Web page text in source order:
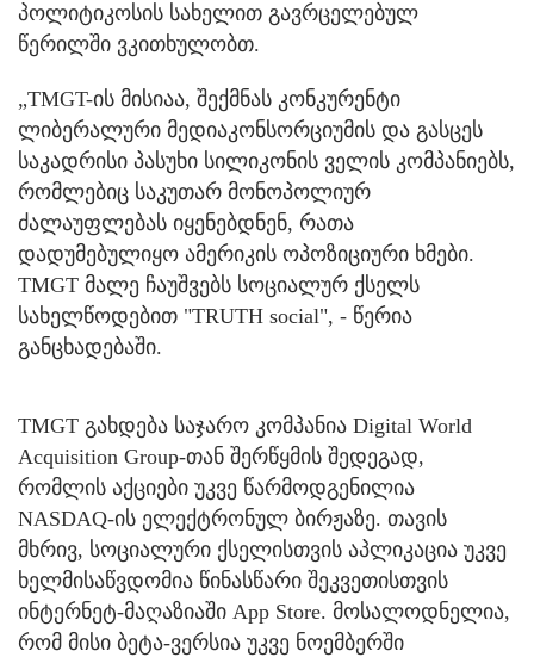
პოლიტიკოსის სახელით გავრცელებულ
წერილში ვკითხულობთ.
„TMGT-ის მისიაა, შექმნას კონკურენტი
ლიბერალური მედიაკონსორციუმის და გასცეს
საკადრისი პასუხი სილიკონის ველის კომპანიებს,
რომლებიც საკუთარ მონოპოლიურ
ძალაუფლებას იყენებდნენ, რათა
დადუმებულიყო ამერიკის ოპოზიციური ხმები.
TMGT მალე ჩაუშვებს სოციალურ ქსელს
სახელწოდებით "TRUTH social", - წერია
განცხადებაში.
TMGT გახდება საჯარო კომპანია Digital World
Acquisition Group-თან შერწყმის შედეგად,
რომლის აქციები უკვე წარმოდგენილია
NASDAQ-ის ელექტრონულ ბირჟაზე. თავის
მხრივ, სოციალური ქსელისთვის აპლიკაცია უკვე
ხელმისაწვდომია წინასწარი შეკვეთისთვის
ინტერნეტ-მაღაზიაში App Store. მოსალოდნელია,
რომ მისი ბეტა-ვერსია უკვე ნოემბერში